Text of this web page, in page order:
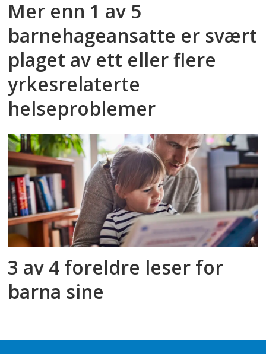
Mer enn 1 av 5
barnehageansatte er svært
plaget av ett eller flere
yrkesrelaterte
helseproblemer
3 av 4 foreldre leser for
barna sine